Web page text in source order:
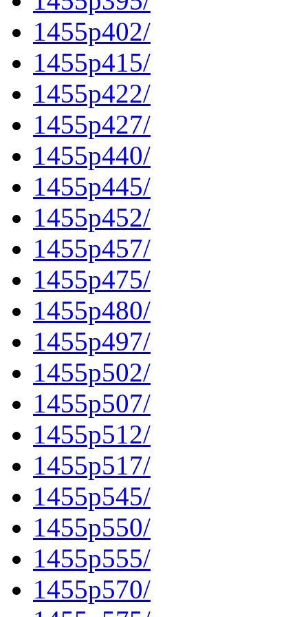
1455p402/
1455p415/
1455p422/
1455p427/
1455p440/
1455p445/
1455p452/
1455p457/
1455p475/
1455p480/
1455p497/
1455p502/
1455p507/
1455p512/
1455p517/
1455p545/
1455p550/
1455p555/
1455p570/